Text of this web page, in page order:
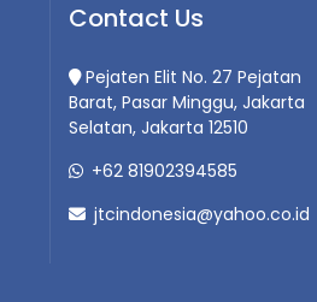
Contact Us
Pejaten Elit No. 27 Pejatan
Barat, Pasar Minggu, Jakarta
Selatan, Jakarta 12510
+62 81902394585
jtcindonesia@yahoo.co.id